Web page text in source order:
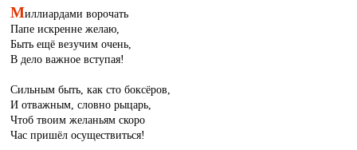
Миллиардами ворочать
Папе искренне желаю,
Быть ещё везучим очень,
В дело важное вступая!
Сильным быть, как сто боксёров,
И отважным, словно рыцарь,
Чтоб твоим желаньям скоро
Час пришёл осуществиться!